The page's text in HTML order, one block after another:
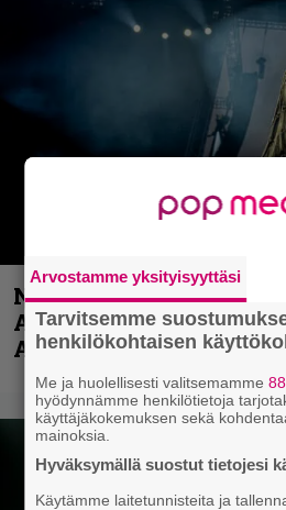
Näin lähtee Ghostin
Accept – menossa
Anthrax- ja Korn-
Arvostamme yksityisyyttäsi
Tarvitsemme
henkilökohtaisen
Me ja huolellisesti valitsemamme
hyödynnämme henkilötietoja
käyttäjäkokemuksen sekä
mainoksia.
Hyväksymällä suostut tietojesi
Käytämme laitetunnisteita ja